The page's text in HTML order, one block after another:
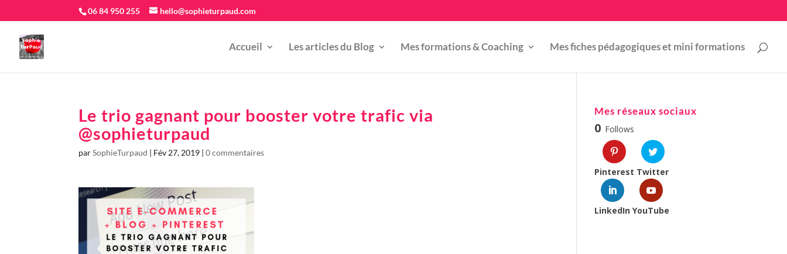
06 84 950 255 hello@sophieturpaud.com
Accueil Les articles du Blog Mes formations & Coaching Mes fiches pédagogiques et mini formations
Le trio gagnant pour booster votre trafic via
@sophieturpaud
parSophieTurpaud | Fév 27, 2019 |0 commentaires
Mes réseaux sociaux
0 Follows
Pinterest Twitter
LinkedIn YouTube